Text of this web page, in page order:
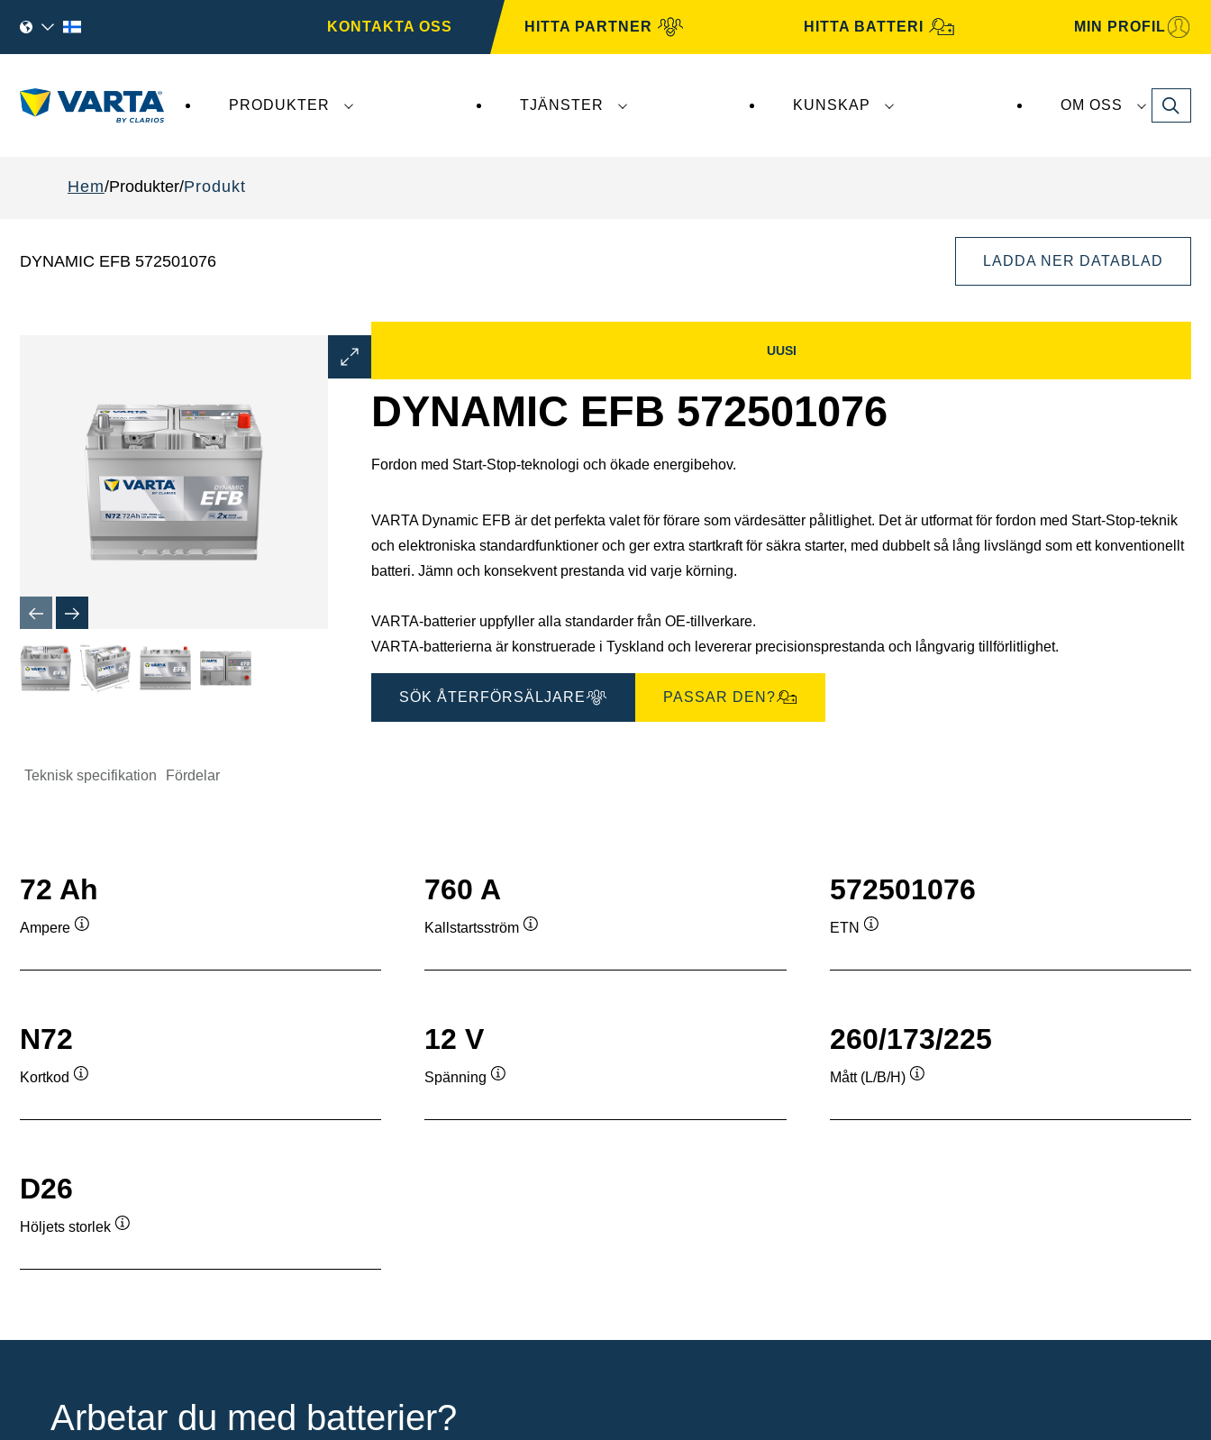
KONTAKTA OSS HITTA PARTNER HITTA BATTERI MIN PROFIL
PRODUKTER TJÄNSTER KUNSKAP OM OSS Search
Hem Produkter Produkt
DYNAMIC EFB 572501076 LADDA NER DATABLAD
Öppna
bilddialog
UUSI
DYNAMIC EFB 572501076
Fordon med Start-Stop-teknologi och ökade energibehov.
VARTA Dynamic EFB är det perfekta valet för förare som värdesätter pålitlighet. Det är utformat för fordon med Start-Stop-teknik
och elektroniska standardfunktioner och ger extra startkraft för säkra starter, med dubbelt så lång livslängd som ett konventionellt
batteri. Jämn och konsekvent prestanda vid varje körning.
VARTA-batterier uppfyller alla standarder från OE-tillverkare.
VARTA-batterierna är konstruerade i Tyskland och levererar precisionsprestanda och långvarig tillförlitlighet.
SÖK ÅTERFÖRSÄLJARE PASSAR DEN?
Teknisk specifikation Fördelar
72 Ah
Ampere
760 A
Kallstartsström
572501076
ETN
N72
Kortkod
12 V
Spänning
260/173/225
Mått (L/B/H)
D26
Höljets storlek
Arbetar du med batterier?